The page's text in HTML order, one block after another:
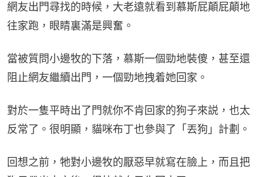
網友出門尋找的時候，大老遠就看到慕斯屁顛屁顛地
往家跑，眼睛裏滿是興奮。
當被質問小邊牧的下落，慕斯一個勁地裝傻，甚至還
阻止網友繼續出門，一個勁地拽着她回家。
對於一隻平時出了門就你不肯回家的狗子來説，也太
反常了。很明顯，貓咪布丁也參與了「丟狗」計劃。
回想之前，牠對小邊牧的厭惡早就寫在臉上，而且把